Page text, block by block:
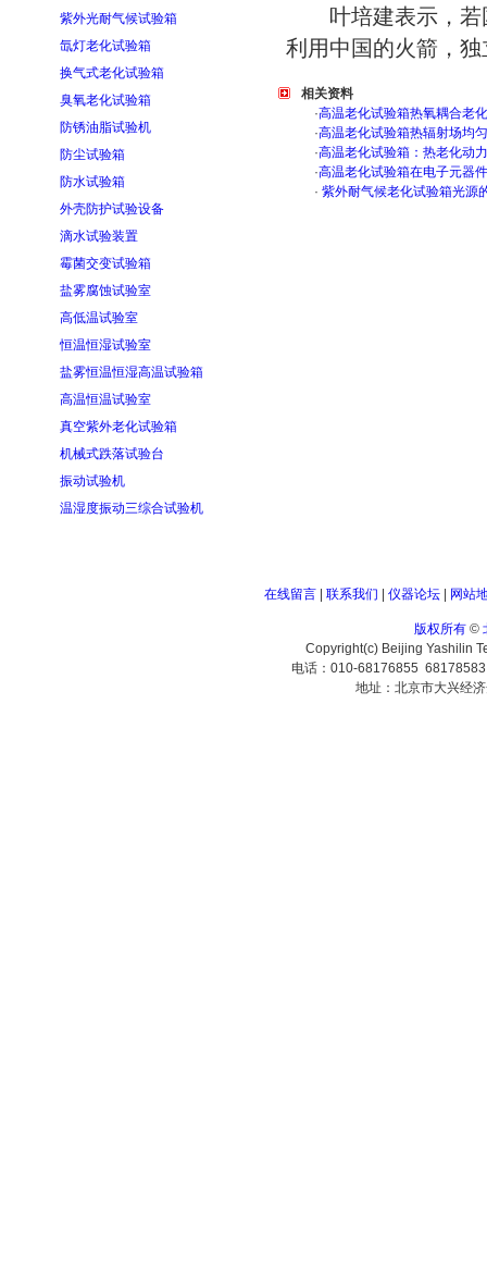
紫外光耐气候试验箱
氙灯老化试验箱
换气式老化试验箱
臭氧老化试验箱
防锈油脂试验机
防尘试验箱
防水试验箱
外壳防护试验设备
滴水试验装置
霉菌交变试验箱
盐雾腐蚀试验室
高低温试验室
恒温恒湿试验室
盐雾恒温恒湿高温试验箱
高温恒温试验室
真空紫外老化试验箱
机械式跌落试验台
振动试验机
温湿度振动三综合试验机
叶培建表示，若
利用中国的火箭，
相关资料
·高温老化试验箱热氧耦合老
·高温老化试验箱热辐射场均
·高温老化试验箱：热老化动
·高温老化试验箱在电子元器
· 紫外耐气候老化试验箱光源
在线留言| 联系我们 仪器论坛| 网站
版权所有©
Copyright(c) Beijing Yashilin
电话：010-68176855
地址：北京市大兴经